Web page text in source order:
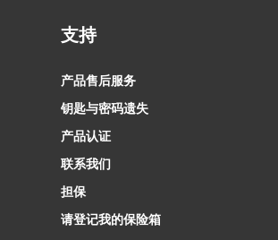
支持
产品售后服务
钥匙与密码遗失
产品认证
联系我们
担保
请登记我的保险箱